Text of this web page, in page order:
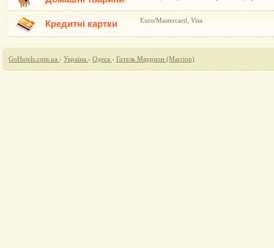
Кредитні картки Euro/Mastercard, Visa
GoHotels.com.ua › Україна › Одеса › Готель Маррион (Marrion)